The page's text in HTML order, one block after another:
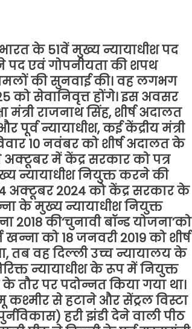
के 51वें मुख्य न्यायाधीश पद
ने पद एवं गोपनीयता की शपथ
की सुनवाई की। वह लगभग
सेवानिवृत्त होंगे। इस अवसर
मंत्री राजनाथ सिंह, शीर्ष अदालत
पूर्व न्यायाधीश, कई केंद्रीय मंत्री
10 नवंबर को शीर्ष अदालत के
अक्टूबर में केंद्र सरकार को पत्र
न्यायाधीश नियुक्त करने की
अक्टूबर 2024 को केंद्र सरकार के
के मुख्य न्यायाधीश नियुक्त
की‘चुनावी बॉन्ड योजना’को
को 18 जनवरी 2019 को शीर्ष
तब वह दिल्ली उच्च न्यायालय के
न्यायाधीश के रूप में नियुक्त
तौर पर पदोन्नत किया गया था।
कश्मीर से हटाने और सेंट्रल विस्टा
हरी झंडी देने वाली पीठ